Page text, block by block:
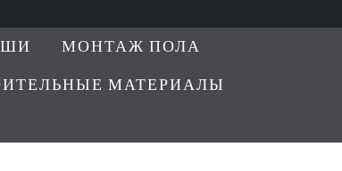
МОНТАЖ ПОЛА
МАТЕРИАЛЫ